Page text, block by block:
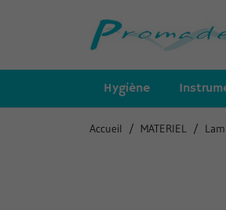
Hygiène
Accueil MATERIEL